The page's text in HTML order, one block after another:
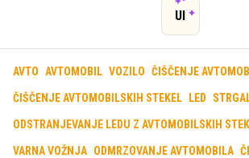
UI
AVTO AVTOMOBIL VOZILO ČIŠČENJE
ČIŠČENJE AVTOMOBILSKIH STEKEL LED
ODSTRANJEVANJE LEDU Z AVTOMOBILSKIH
VARNA VOŽNJA ODMRZOVANJE AVTOMOBILA